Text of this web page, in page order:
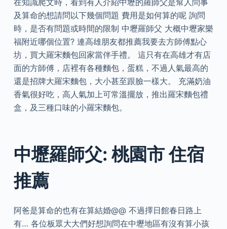
在知識爬文時，看到有人介紹中壢的羅師父是幫人問事
及算命的想請問以下幾個問題 費用是如何算的呢 詢問
時，是否有問題或時間的限制 中壢羅師父 大概中壢家樂
福附近哪個位置? 連高雄朋友都推薦我要去方師傅點心
坊，買大羅宋麵包回家當伴手禮。 這只有在高雄才有店
面的方師傅，店裡有各種麵包，蛋糕，不過人氣最高的
還是招牌大羅宋麵包，大小甚至跟臉一樣大。 充滿奶油
香氣很好吃，高人氣加上可常溫擺放，推出羅宋麵包禮
盒，及三種口味的小羅宋麵包。
中壢羅師父: 桃園市 住宿
推薦
阿爸是算命的也有在算結婚@@ 不過擇日館春日路上
有… 各位板眾大大們好想詢問在中壢地區有沒有算小孩